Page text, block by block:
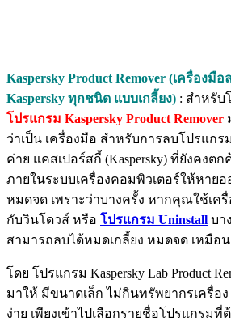
Kaspersky Product Remover (เครื่องมื
Kaspersky ทุกชนิด แบบเกลี้ยง) : สำหรับ
โปรแกรม Kaspersky Product Remover
ว่าเป็น เครื่องมือ สำหรับการลบโปรแก
ค่าย แคสเปอร์สกี้ (Kaspersky) ที่ยังคงตก
ภายในระบบเครื่องคอมพิวเตอร์ให้หาย
หมดจด เพราะว่าบางครั้ง หากคุณใช้เครื่
กับวินโดวส์ หรือ โปรแกรม Uninstall บา
สามารถลบได้หมดเกลี้ยง หมดจด เหมือ
โดย โปรแกรม Kaspersky Lab Product
มาให้ มีขนาดเล็ก ไม่กินทรัพยากรเครื่อ
ง่าย เพียงเข้าไปเลือกรายชื่อโปรแกรม